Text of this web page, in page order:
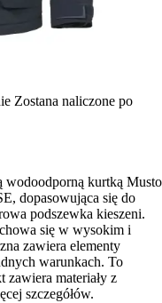
Zostana naliczone po
wodoodporną kurtką Musto
dopasowująca się do
podszewka kieszeni.
się w wysokim i
zawiera elementy
warunkach. To
materiały z
szczegółów.